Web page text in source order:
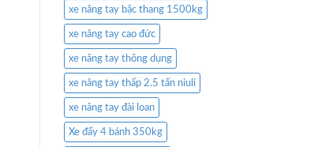
xe nâng tay bậc thang 1500kg
xe nâng tay cao đức
xe nâng tay thông dụng
xe nâng tay thấp 2.5 tấn niuli
xe nâng tay đài loan
Xe đẩy 4 bánh 350kg